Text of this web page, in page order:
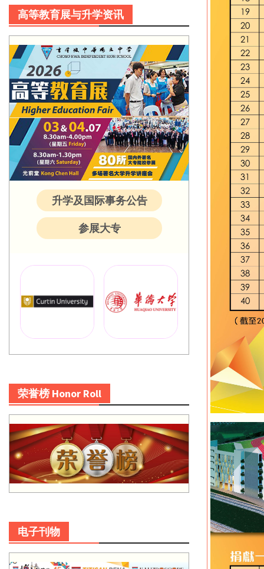
高等教育展与升学资讯
升学及国际事务公告
参展大专
荣誉榜 Honor Roll
电子刊物